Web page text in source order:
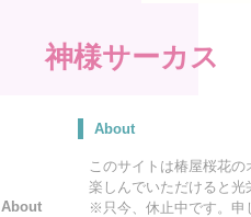
神様サーカス
About
About
このサイトは椿屋桜花
楽しんでいただけると光
※只今、休止中です。申